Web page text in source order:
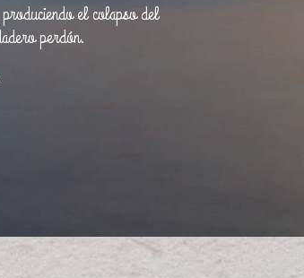
el colapso del
perdón.